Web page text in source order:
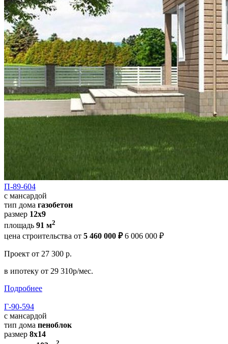
П-89-604
с мансардой
тип дома газобетон
размер 12х9
площадь 91 м2
цена строительства от 5 460 000 ₽ 6 006 000 ₽
Проект от 27 300 р.
в ипотеку от 29 310р/мес.
Подробнее
Г-90-594
с мансардой
тип дома пеноблок
размер 8х14